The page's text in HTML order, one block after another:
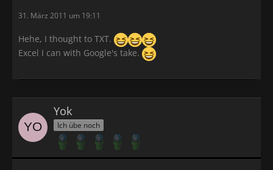
31. März 2011 um 19:11
Hehe, I thought to TXT.
Excel I can with Google's take.
Yok
Ich übe noch